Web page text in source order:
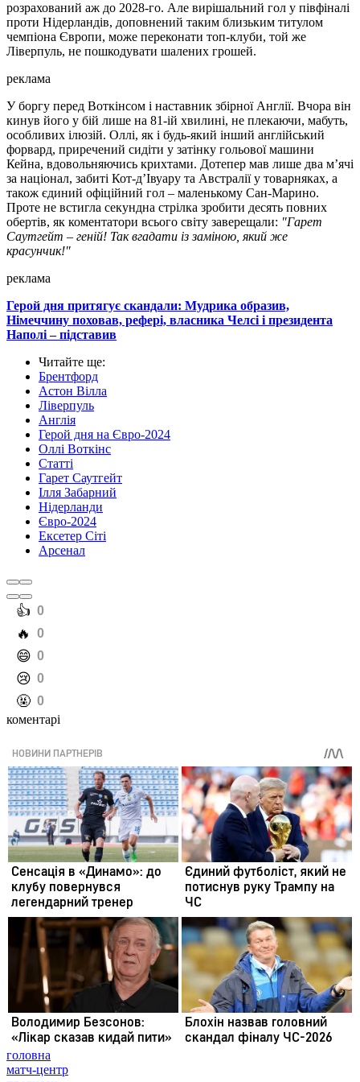
розрахований аж до 2028-го. Але вирішальний гол у півфіналі
проти Нідерландів, доповнений таким близьким титулом
чемпіона Європи, може переконати топ-клуби, той же
Ліверпуль, не пошкодувати шалених грошей.
реклама
У боргу перед Воткінсом і наставник збірної Англії. Вчора він
кинув його у бій лише на 81-ій хвилині, не плекаючи, мабуть,
особливих ілюзій. Оллі, як і будь-який інший англійський
форвард, приречений сидіти у затінку гольової машини
Кейна, вдовольняючись крихтами. Дотепер мав лише два м’ячі
за націонал, забиті Кот-д’Івуару та Австралії у товарняках, а
також єдиний офіційний гол – маленькому Сан-Марино.
Проте не встигла секундна стрілка зробити десять повних
обертів, як коментатори всього світу заверещали: "Гарет
Саутгейт – геній! Так вгадати із заміною, який же
красунчик!"
реклама
Герой дня притягує скандали: Мудрика образив,
Німеччину поховав, рефері, власника Челсі і президента
Наполі – підставив
Читайте ще:
Брентфорд
Астон Вілла
Ліверпуль
Англія
Герой дня на Євро-2024
Оллі Воткінс
Статті
Гарет Саутгейт
Ілля Забарний
Нідерланди
Євро-2024
Ексетер Сіті
Арсенал
️👍 0
️🔥 0
️😄 0
️😢 0
️🤬 0
коментарі
головна
матч-центр